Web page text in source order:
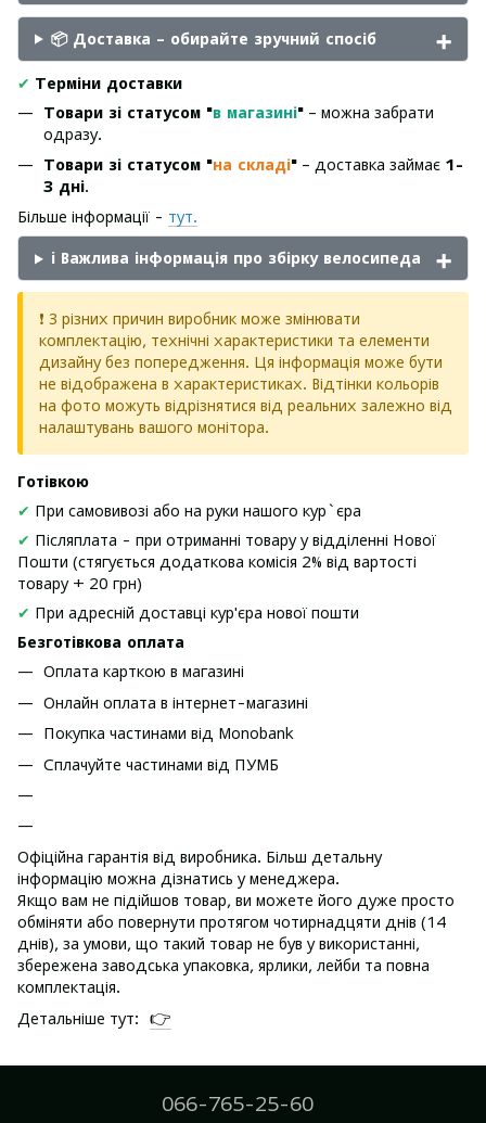
📦 Доставка – обирайте зручний спосіб
✔ Терміни доставки
Товари зі статусом "в магазині" – можна забрати
одразу.
Товари зі статусом "на складі" – доставка займає 1-
3 дні.
Більше інформації - тут.
ℹ️ Важлива інформація про збірку велосипеда
❗ З різних причин виробник може змінювати
комплектацію, технічні характеристики та елементи
дизайну без попередження. Ця інформація може бути
не відображена в характеристиках. Відтінки кольорів
на фото можуть відрізнятися від реальних залежно від
налаштувань вашого монітора.
Готівкою
✔ При самовивозі або на руки нашого кур`єра
✔ Післяплата - при отриманні товару у відділенні Нової
Пошти (стягується додаткова комісія 2% від вартості
товару + 20 грн)
✔ При адресній доставці кур'єра нової пошти
Безготівкова оплата
Оплата карткою в магазині
Онлайн оплата в інтернет-магазині
Покупка частинами від Monobank
Сплачуйте частинами від ПУМБ
Офіційна гарантія від виробника. Більш детальну
інформацію можна дізнатись у менеджера.
Якщо вам не підійшов товар, ви можете його дуже просто
обміняти або повернути протягом чотирнадцяти днів (14
днів), за умови, що такий товар не був у використанні,
збережена заводська упаковка, ярлики, лейби та повна
комплектація.
Детальніше тут:
👉
066-765-25-60